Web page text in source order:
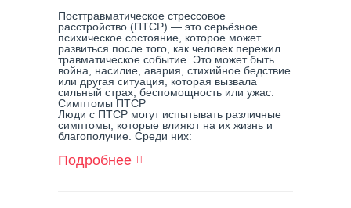
Посттравматическое стрессовое
расстройство (ПТСР) — это серьёзное
психическое состояние, которое может
развиться после того, как человек пережил
травматическое событие. Это может быть
война, насилие, авария, стихийное бедствие
или другая ситуация, которая вызвала
сильный страх, беспомощность или ужас.
Симптомы ПТСР
Люди с ПТСР могут испытывать различные
симптомы, которые влияют на их жизнь и
благополучие. Среди них:
Подробнее О